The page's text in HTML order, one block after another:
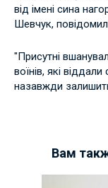
від імені сина
Шевчук,
"Присутні
воїнів, які
назавжди
Вам